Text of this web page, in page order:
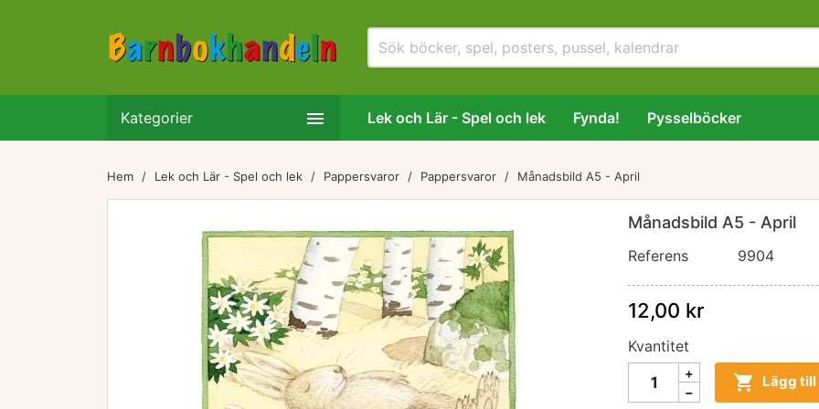
Kategorier  Lek och Lär - Spel och lek Fynda! Pysselböcker
Hem Lek och Lär - Spel och lek Pappersvaror Pappersvaror Månadsbild A5 - April
Månadsbild A5 - April
Referens 9904
12,00 kr
Kvantitet
 Lägg